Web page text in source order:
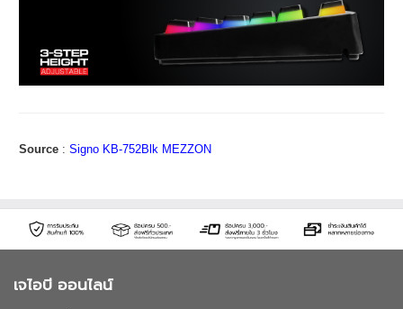
Source : Signo KB-752Blk MEZZON
เจไอบี ออนไลน์